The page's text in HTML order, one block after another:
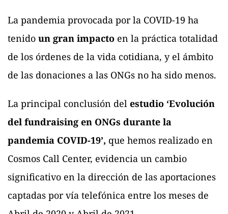
La pandemia provocada por la COVID-19 ha
tenido un gran impacto en la práctica totalidad
de los órdenes de la vida cotidiana, y el ámbito
de las donaciones a las ONGs no ha sido menos.
La principal conclusión del estudio ‘Evolución
del fundraising en ONGs durante la
pandemia COVID-19’, que hemos realizado en
Cosmos Call Center, evidencia un cambio
significativo en la dirección de las aportaciones
captadas por vía telefónica entre los meses de